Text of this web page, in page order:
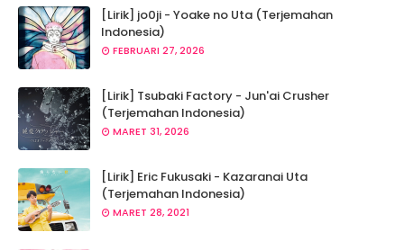
[Lirik] jo0ji - Yoake no Uta (Terjemahan
Indonesia)
FEBRUARI 27, 2026
[Lirik] Tsubaki Factory - Jun'ai Crusher
(Terjemahan Indonesia)
MARET 31, 2026
[Lirik] Eric Fukusaki - Kazaranai Uta
(Terjemahan Indonesia)
MARET 28, 2021